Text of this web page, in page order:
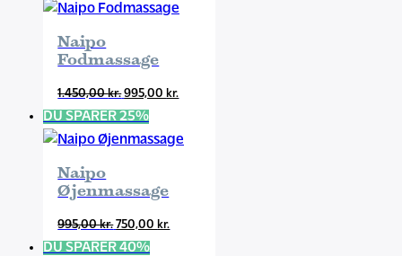
pris
1.250,00 kr..
pris
Naipo
Fodmassage
1.450,00kr.Den
oprindelige
pris
1.450,00 kr..
995,00 kr.Den
pris
DU SPARER 25%
Naipo
Øjenmassage
995,00kr.Den
oprindelige
750,00 kr.Den
DU SPARER 40%